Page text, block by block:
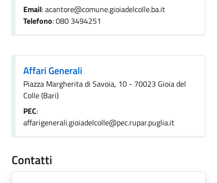
Email: acantore@comune.gioiadelcolle.ba.it
Telefono: 080 3494251
Affari Generali
Piazza Margherita di Savoia, 10 - 70023 Gioia del
Colle (Bari)
PEC:
affarigenerali.gioiadelcolle@pec.rupar.puglia.it
Contatti